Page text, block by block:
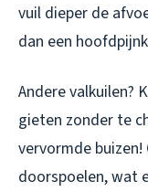
vuil dieper de
dan een
Andere valkuilen?
gieten zonder te
vervormde
doorspoelen, wat